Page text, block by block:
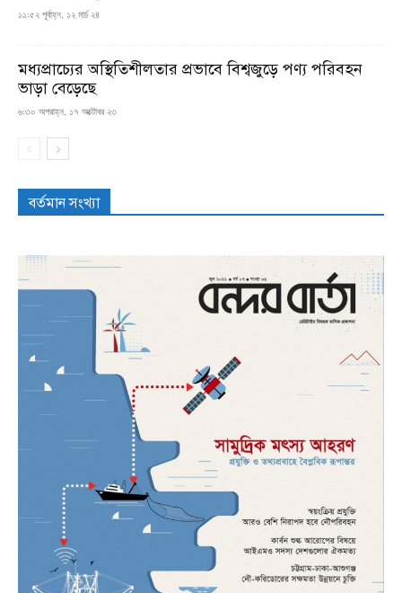
১১:৫২ পূর্বাহ্ন, ১২ মার্চ ২৪
মধ্যপ্রাচ্যের অস্থিতিশীলতার প্রভাবে বিশ্বজুড়ে পণ্য পরিবহন
ভাড়া বেড়েছে
৬:৩০ অপরাহ্ন, ১৭ অক্টোবর ২৩
বর্তমান সংখ্যা